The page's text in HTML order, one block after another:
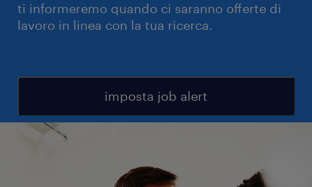
ti informeremo quando ci saranno offerte di
lavoro in linea con la tua ricerca.
imposta job alert